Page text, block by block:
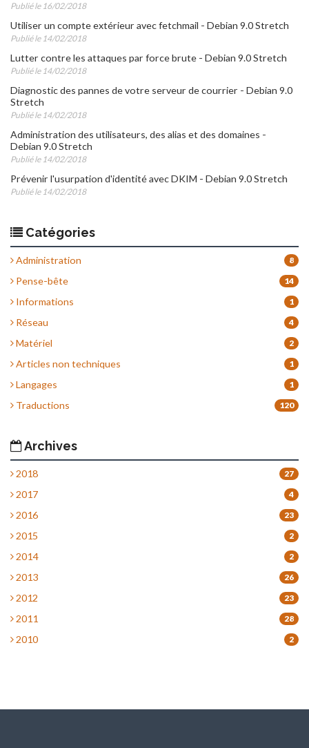
Publié le 16/02/2018
Utiliser un compte extérieur avec fetchmail - Debian 9.0 Stretch
Publié le 14/02/2018
Lutter contre les attaques par force brute - Debian 9.0 Stretch
Publié le 14/02/2018
Diagnostic des pannes de votre serveur de courrier - Debian 9.0
Stretch
Publié le 14/02/2018
Administration des utilisateurs, des alias et des domaines -
Debian 9.0 Stretch
Publié le 14/02/2018
Prévenir l'usurpation d'identité avec DKIM - Debian 9.0 Stretch
Publié le 14/02/2018
Catégories
Administration 8
Pense-bête 14
Informations 1
Réseau 4
Matériel 2
Articles non techniques 1
Langages 1
Traductions 120
Archives
2018 27
2017 4
2016 23
2015 2
2014 2
2013 26
2012 23
2011 28
2010 2